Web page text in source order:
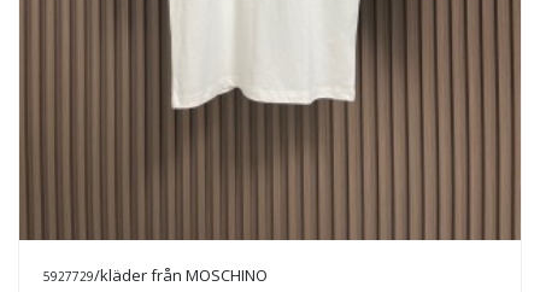
5927729/kläder från MOSCHINO